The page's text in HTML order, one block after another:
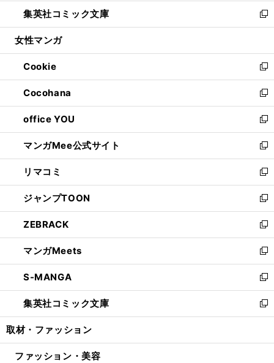
く
で
開
ド
ウ
開
く
ウ
ィ
ン
ウ
で
開
く
し
い
ウ
ン
ド
ウ
で
開
く
集英社コミック文庫
新
し
ウ
ィ
ン
ド
ウ
で
開
く
女性マンガ
Cookie
新
し
い
ウ
ィ
ン
ド
ウ
で
開
く
Cocohana
新
し
い
ウ
ィ
ン
ド
ウ
で
開
く
office YOU
新
し
い
ウ
ィ
ン
ド
ウ
で
開
く
マンガMee公式サイト
新
し
い
ウ
ィ
ン
ド
ウ
で
開
く
リマコミ
新
し
い
ウ
ィ
ン
ド
ウ
で
開
く
ジャンプTOON
新
し
い
ウ
ィ
ン
ド
ウ
で
開
ZEBRACK
新
し
い
ウ
ィ
ン
ド
ウ
開
マンガMeets
新
し
い
ウ
ィ
ン
ウ
S-MANGA
新
し
い
ウ
ン
集英社コミック文庫
新
し
ウ
取材・ファッション
ファッション・美容